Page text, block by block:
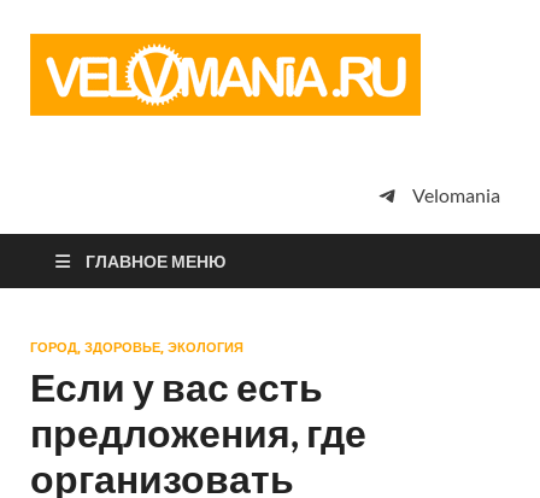
просто
Velomania
ГЛАВНОЕ МЕНЮ
ГОРОД, ЗДОРОВЬЕ, ЭКОЛОГИЯ
Если у вас есть
предложения, где
организовать